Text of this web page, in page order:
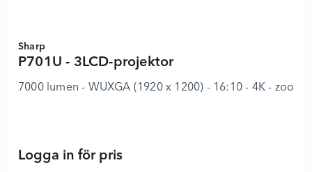
Sharp
P701U - 3LCD-projektor
7000 lumen - WUXGA (1920 x 1200) - 16:10 - 4K -
Logga in för prisP701U - 3LCD-projektor - 8915834